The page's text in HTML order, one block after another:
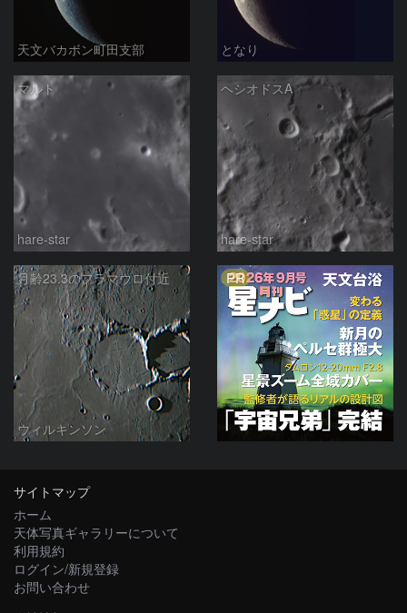
天文バカボン町田支部 となり
マルト
hare-star
ヘシオドスA
hare-star
月齢23.3のフラマウロ付近
ウィルキンソン
PR
サイトマップ
ホーム
天体写真ギャラリーについて
利用規約
ログイン/新規登録
お問い合わせ